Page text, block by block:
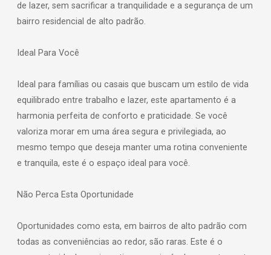
de lazer, sem sacrificar a tranquilidade e a segurança de um
bairro residencial de alto padrão.
Ideal Para Você
Ideal para famílias ou casais que buscam um estilo de vida
equilibrado entre trabalho e lazer, este apartamento é a
harmonia perfeita de conforto e praticidade. Se você
valoriza morar em uma área segura e privilegiada, ao
mesmo tempo que deseja manter uma rotina conveniente
e tranquila, este é o espaço ideal para você.
Não Perca Esta Oportunidade
Oportunidades como esta, em bairros de alto padrão com
todas as conveniências ao redor, são raras. Este é o